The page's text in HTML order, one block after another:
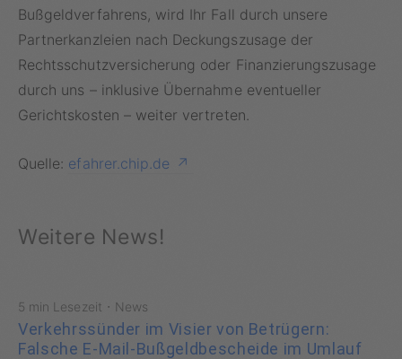
Bußgeldverfahrens, wird Ihr Fall durch unsere
Partnerkanzleien nach Deckungszusage der
Rechtsschutzversicherung oder Finanzierungszusage
durch uns – inklusive Übernahme eventueller
Gerichtskosten – weiter vertreten.
Quelle: efahrer.chip.de
Weitere News!
5 min Lesezeit · News
Verkehrssünder im Visier von Betrügern:
Falsche E-Mail-Bußgeldbescheide im Umlauf